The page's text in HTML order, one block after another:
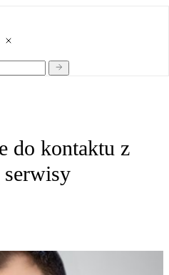
do kontaktu z
serwisy